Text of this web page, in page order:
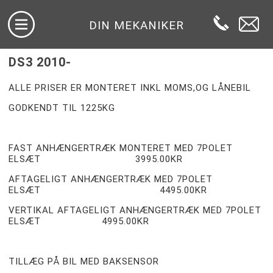
DIN MEKANIKER
DS3 2010-
ALLE PRISER ER MONTERET INKL MOMS,OG LÅNEBIL
GODKENDT TIL 1225KG
FAST ANHÆNGERTRÆK MONTERET MED 7POLET
ELSÆT 3995.00KR
AFTAGELIGT ANHÆNGERTRÆK MED 7POLET
ELSÆT 4495.00KR
VERTIKAL AFTAGELIGT ANHÆNGERTRÆK MED 7POLET
ELSÆT 4995.00KR
TILLÆG PÅ BIL MED BAKSENSOR